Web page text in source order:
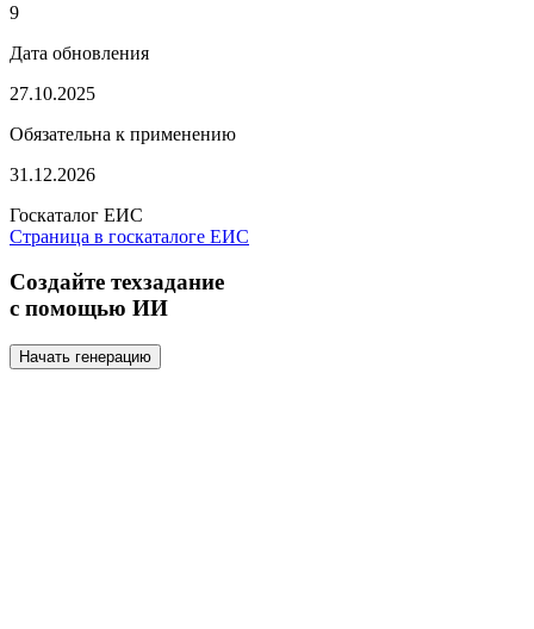
9
Дата обновления
27.10.2025
Обязательна к применению
31.12.2026
Госкаталог ЕИС
Страница в госкаталоге ЕИС
Создайте техзадание
с помощью ИИ
Начать генерацию